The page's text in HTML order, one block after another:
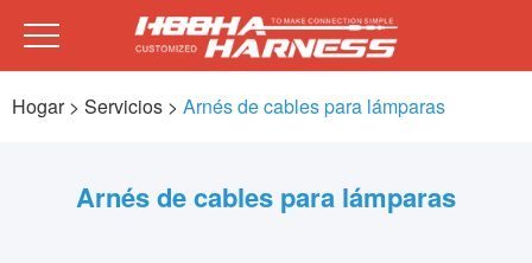
Hogar> Servicios > Arnés de cables para lámparas
Arnés de cables para lámparas